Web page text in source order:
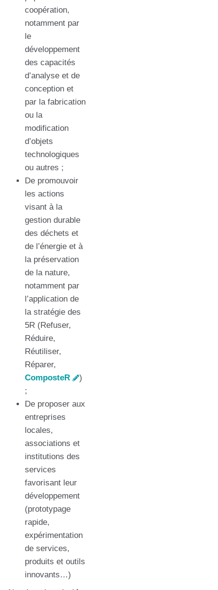
coopération,
notamment par
le
développement
des capacités
d’analyse et de
conception et
par la fabrication
ou la
modification
d’objets
technologiques
ou autres ;
De promouvoir
les actions
visant à la
gestion durable
des déchets et
de l’énergie et à
la préservation
de la nature,
notamment par
l’application de
la stratégie des
5R (Refuser,
Réduire,
Réutiliser,
Réparer,
ComposteR
)
;
De proposer aux
entreprises
locales,
associations et
institutions des
services
favorisant leur
développement
(prototypage
rapide,
expérimentation
de services,
produits et outils
innovants…)